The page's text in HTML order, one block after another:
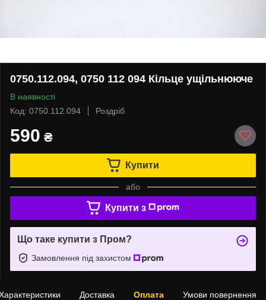
0750.112.094, 0750 112 094 Кільце ущільнююче
В наявності
Код: 0750.112.094
Роздріб
590 ₴
Купити
або
Купити з
Що таке купити з Пром?
Замовлення під захистом
Доставка Оплата Умови повернення